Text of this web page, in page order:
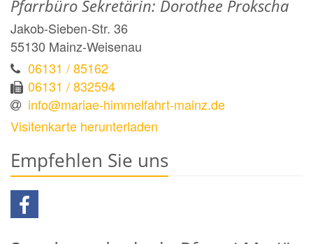
Pfarrbüro Sekretärin: Dorothee Prokscha
Jakob-Sieben-Str. 36
55130 Mainz-Weisenau
06131 / 85162
06131 / 832594
info@mariae-himmelfahrt-mainz.de
Visitenkarte herunterladen
Empfehlen Sie uns